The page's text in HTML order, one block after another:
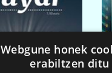
Webgune honek
erabiltzen ditu